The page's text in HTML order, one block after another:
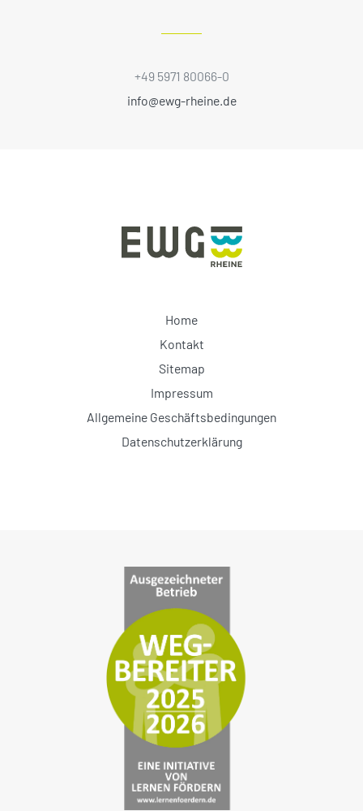
+49 5971 80066-0
info@ewg-rheine.de
Home
Kontakt
Sitemap
Impressum
Allgemeine Geschäftsbedingungen
Datenschutzerklärung